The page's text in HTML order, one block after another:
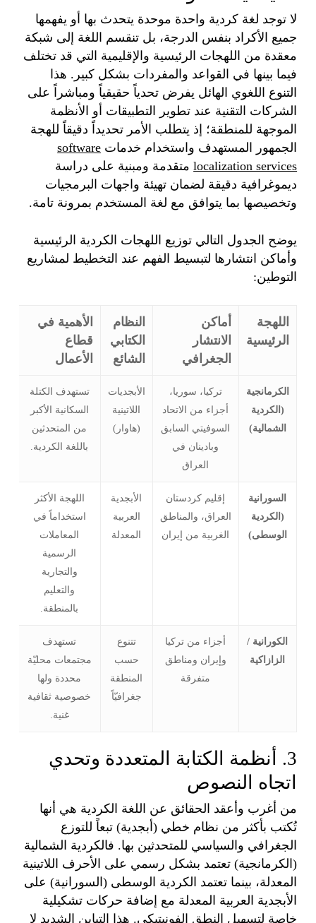
لا توجد لغة كردية واحدة موحدة يتحدث بها أو يفهمها
جميع الأكراد بنفس الدرجة، بل تنقسم اللغة إلى شبكة
معقدة من اللهجات الرئيسية والإقليمية التي قد تختلف
فيما بينها في القواعد والمفردات بشكل كبير. هذا
التنوع اللغوي الهائل يفرض تحدياً حقيقياً ومباشراً على
الشركات التقنية عند تطوير التطبيقات أو الأنظمة
الموجهة للمنطقة؛ إذ يتطلب الأمر تحديداً دقيقاً للهجة
الجمهور المستهدف واستخدام خدمات software
localization servicesمتقدمة ومبنية على دراسة
ديموغرافية دقيقة لضمان تهيئة واجهات البرمجيات
وتخصيصها بما يتوافق مع لغة المستخدم بمرونة تامة.
يوضح الجدول التالي توزيع اللهجات الكردية الرئيسية
وأماكن انتشارها لتبسيط الفهم عند التخطيط لمشاريع
التوطين:
اللهجة
الرئيسية
أماكن
الانتشار
الجغرافي
النظام
الكتابي
الشائع
الأهمية في
قطاع
الأعمال
الكرمانجية
(الكردية
الشمالية)
تركيا، سوريا،
أجزاء من الاتحاد
السوفيتي السابق
وبادينان في
العراق
الأبجديات
اللاتينية
(هاوار)
تستهدف الكتلة
السكانية الأكبر
من المتحدثين
باللغة الكردية.
السورانية
(الكردية
الوسطى)
إقليم كردستان
العراق، والمناطق
الغربية من إيران
الأبجدية
العربية
المعدلة
اللهجة الأكثر
استخداماً في
المعاملات
الرسمية
والتجارية
والتعليم
بالمنطقة.
الكورانية /
الزازاكية
أجزاء من تركيا
وإيران ومناطق
متفرقة
تتنوع
حسب
المنطقة
جغرافيّاً
تستهدف
مجتمعات محليّة
محددة ولها
خصوصية ثقافية
غنية.
3. أنظمة الكتابة المتعددة وتحدي
اتجاه النصوص
من أغرب وأعقد الحقائق عن اللغة الكردية هي أنها
تُكتب بأكثر من نظام خطي (أبجدية) تبعاً للتوزع
الجغرافي والسياسي للمتحدثين بها. فالكردية الشمالية
(الكرمانجية) تعتمد بشكل رسمي على الأحرف اللاتينية
المعدلة، بينما تعتمد الكردية الوسطى (السورانية) على
الأبجدية العربية المعدلة مع إضافة حركات تشكيلية
خاصة لتسهيل النطق الفونيتيكي. هذا التباين الشديد لا